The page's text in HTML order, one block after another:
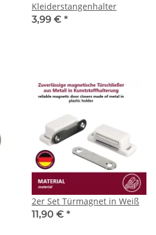
Kleiderstangenhalter
3,99 € *
2er Set Türmagnet in Weiß
11,90 € *